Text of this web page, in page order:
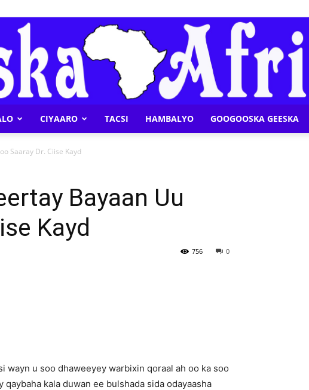
CIYAARO TACSI HAMBALYO GOOGOOSKA GEESKA
Saaray Dr. Ciise Kayd
Bayaan Uu
Kayd
0
756
wayn u soo dhaweeyey warbixin qoraal ah oo ka soo
kala duwan ee bulshada sida odayaasha